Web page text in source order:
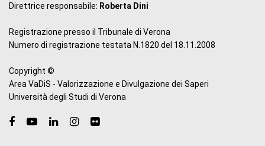
Direttrice responsabile: Roberta Dini
Registrazione presso il Tribunale di Verona
Numero di registrazione testata N.1820 del 18.11.2008
Copyright ©
Area VaDiS - Valorizzazione e Divulgazione dei Saperi
Università degli Studi di Verona